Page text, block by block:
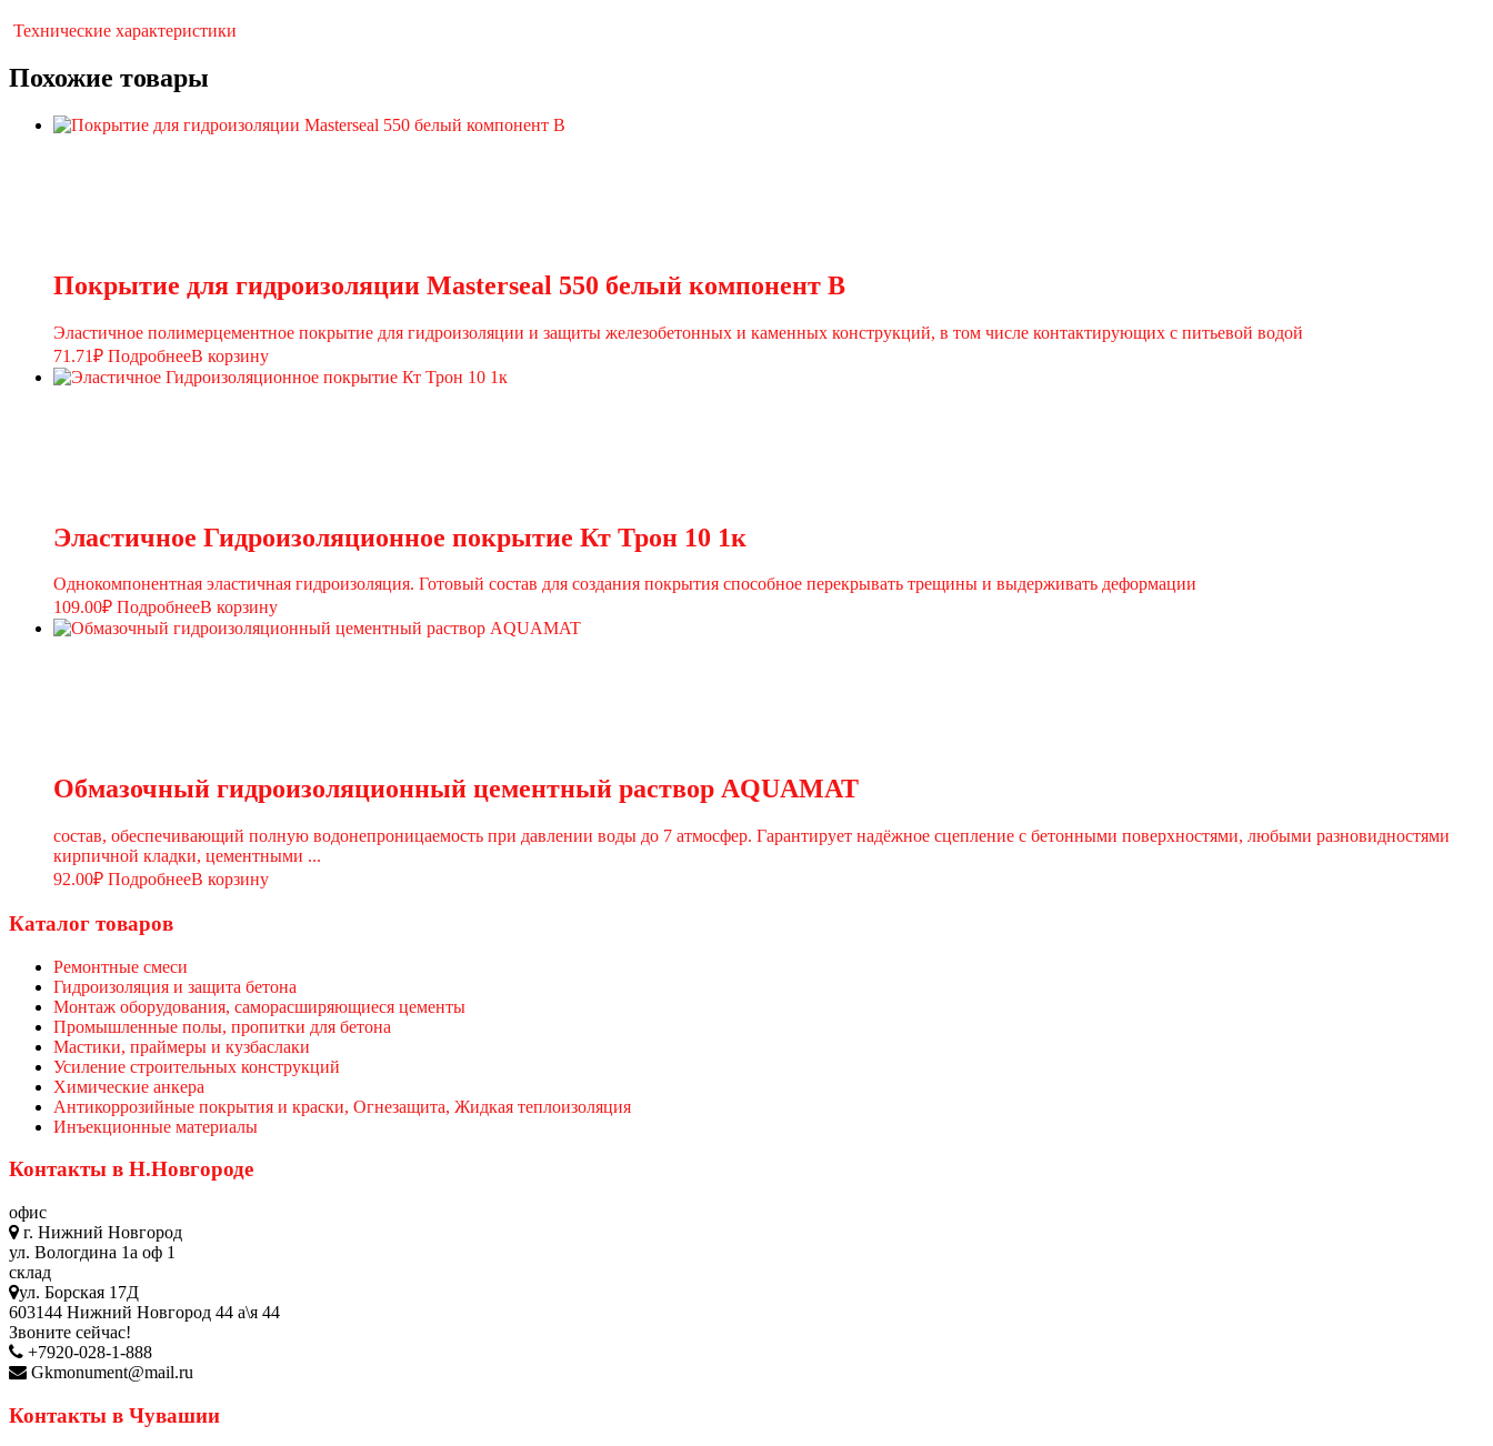
Технические характеристики
Похожие товары
Покрытие для гидроизоляции Masterseal 550 белый компонент В
Эластичное полимерцементное покрытие для гидроизоляции и защиты железобетонных и каменных конструкций, в том числе контактирующих с питьевой водой
71.71₽ ПодробнееВ корзину
Эластичное Гидроизоляционное покрытие Кт Трон 10 1к
Однокомпонентная эластичная гидроизоляция. Готовый состав для создания покрытия способное перекрывать трещины и выдерживать деформации
109.00₽ ПодробнееВ корзину
Обмазочный гидроизоляционный цементный раствор AQUAMAT
состав, обеспечивающий полную водонепроницаемость при давлении воды до 7 атмосфер. Гарантирует надёжное сцепление с бетонными поверхностями, любыми разновидностями
кирпичной кладки, цементными ...
92.00₽ ПодробнееВ корзину
Каталог товаров
Ремонтные смеси
Гидроизоляция и защита бетона
Монтаж оборудования, саморасширяющиеся цементы
Промышленные полы, пропитки для бетона
Мастики, праймеры и кузбаслаки
Усиление строительных конструкций
Химические анкера
Антикоррозийные покрытия и краски, Огнезащита, Жидкая теплоизоляция
Инъекционные материалы
Контакты в Н.Новгороде
офис
г. Нижний Новгород
ул. Вологдина 1а оф 1
склад
ул. Борская 17Д
603144 Нижний Новгород 44 а\я 44
Звоните сейчас!
+7920-028-1-888
Gkmonument@mail.ru
Контакты в Чувашии